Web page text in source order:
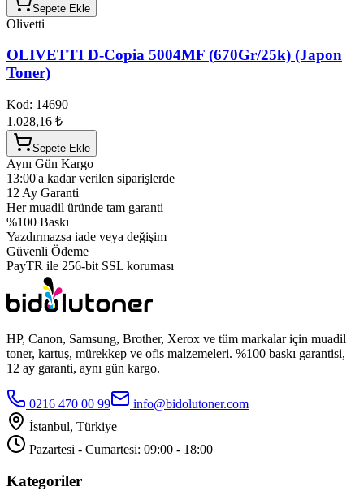
Sepete Ekle
Olivetti
OLIVETTI D-Copia 5004MF (670Gr/25k) (Japon
Toner)
Kod: 14690
1.028,16 ₺
Sepete Ekle
Aynı Gün Kargo
13:00'a kadar verilen siparişlerde
12 Ay Garanti
Her muadil üründe tam garanti
%100 Baskı
Yazdırmazsa iade veya değişim
Güvenli Ödeme
PayTR ile 256-bit SSL koruması
HP, Canon, Samsung, Brother, Xerox ve tüm markalar için muadil
toner, kartuş, mürekkep ve ofis malzemeleri. %100 baskı garantisi,
12 ay garanti, aynı gün kargo.
0216 470 00 99
info@bidolutoner.com
İstanbul, Türkiye
Pazartesi - Cumartesi: 09:00 - 18:00
Kategoriler